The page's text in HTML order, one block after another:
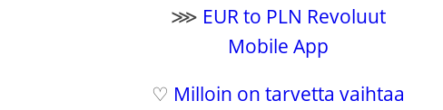
⋙ EUR to PLN Revoluut
Mobile App
♡ Milloin on tarvetta vaihtaa